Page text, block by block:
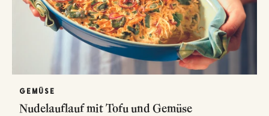
GEMÜSE
Nudelauflauf mit Tofu und Gemüse